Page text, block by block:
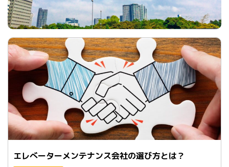
エレべーターメンテナンス会社の選び方とは？